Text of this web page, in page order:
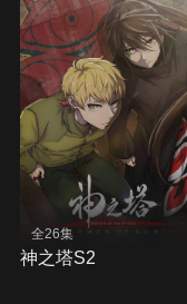
全26集
神之塔S2